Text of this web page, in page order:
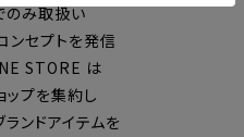
のみ取扱い
ンセプトを発信
STORE は
ップを集約し
ンドアイテムを